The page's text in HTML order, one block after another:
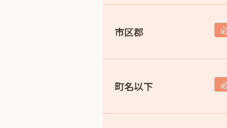
市区郡
町名以下